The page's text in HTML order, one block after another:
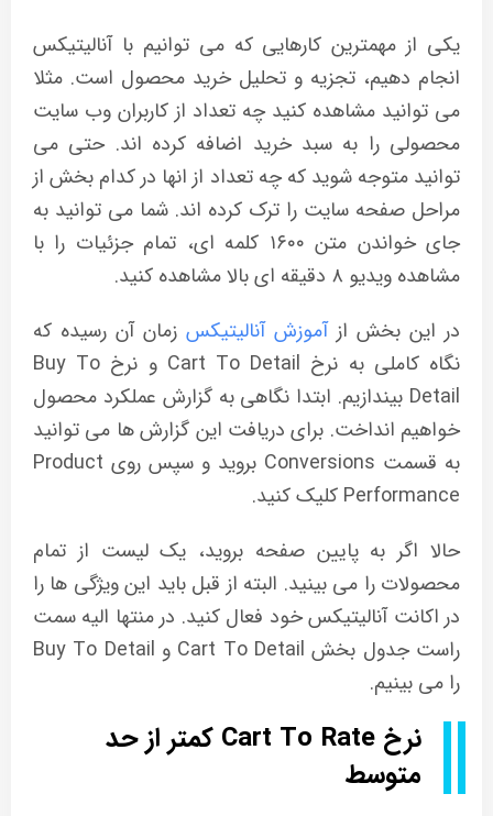
یکی از مهمترین کارهایی که می توانیم با آنالیتیکس
انجام دهیم، تجزیه و تحلیل خرید محصول است. مثلا
می توانید مشاهده کنید چه تعداد از کاربران وب سایت
محصولی را به سبد خرید اضافه کرده اند. حتی می
توانید متوجه شوید که چه تعداد از انها در کدام بخش از
مراحل صفحه سایت را ترک کرده اند. شما می توانید به
جای خواندن متن ۱۶۰۰ کلمه ای، تمام جزئیات را با
مشاهده ویدیو ۸ دقیقه ای بالا مشاهده کنید.
در این بخش ازآموزش آنالیتیکس زمان آن رسیده که
نگاه کاملی به نرخ Cart To Detail و نرخ Buy To
Detail بیندازیم. ابتدا نگاهی به گزارش عملکرد محصول
خواهیم انداخت. برای دریافت این گزارش ها می توانید
به قسمت Conversions بروید و سپس روی Product
Performance کلیک کنید.
حالا اگر به پایین صفحه بروید، یک لیست از تمام
محصولات را می بینید. البته از قبل باید این ویژگی ها را
در اکانت آنالیتیکس خود فعال کنید. در منتها الیه سمت
راست جدول بخش Cart To Detail و Buy To Detail
را می بینیم.
نرخ Cart To Rate کمتر از حد
متوسط